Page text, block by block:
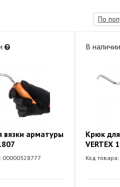
По
вязки арматуры
00000328777
В наличии
Крюк
VERTEX
Код